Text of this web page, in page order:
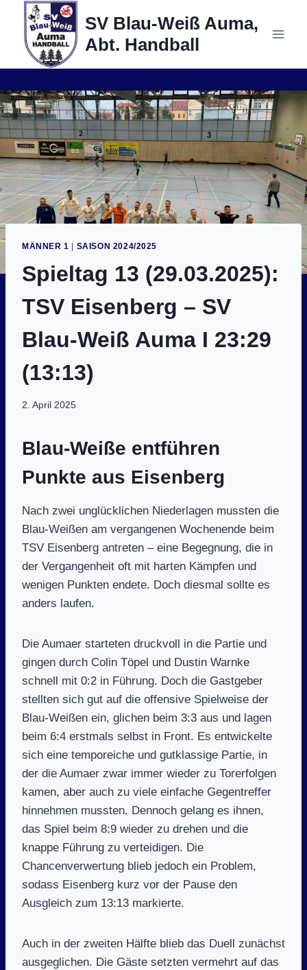
springen
SV Blau-Weiß Auma,
Abt. Handball
MÄNNER 1 | SAISON 2024/2025
Spieltag 13 (29.03.2025):
TSV Eisenberg – SV
Blau-Weiß Auma I 23:29
(13:13)
2. April 2025
Blau-Weiße entführen
Punkte aus Eisenberg
Nach zwei unglücklichen Niederlagen mussten die
Blau-Weißen am vergangenen Wochenende beim
TSV Eisenberg antreten – eine Begegnung, die in
der Vergangenheit oft mit harten Kämpfen und
wenigen Punkten endete. Doch diesmal sollte es
anders laufen.
Die Aumaer starteten druckvoll in die Partie und
gingen durch Colin Töpel und Dustin Warnke
schnell mit 0:2 in Führung. Doch die Gastgeber
stellten sich gut auf die offensive Spielweise der
Blau-Weißen ein, glichen beim 3:3 aus und lagen
beim 6:4 erstmals selbst in Front. Es entwickelte
sich eine temporeiche und gutklassige Partie, in
der die Aumaer zwar immer wieder zu Torerfolgen
kamen, aber auch zu viele einfache Gegentreffer
hinnehmen mussten. Dennoch gelang es ihnen,
das Spiel beim 8:9 wieder zu drehen und die
knappe Führung zu verteidigen. Die
Chancenverwertung blieb jedoch ein Problem,
sodass Eisenberg kurz vor der Pause den
Ausgleich zum 13:13 markierte.
Auch in der zweiten Hälfte blieb das Duell zunächst
ausgeglichen. Die Gäste setzten vermehrt auf das